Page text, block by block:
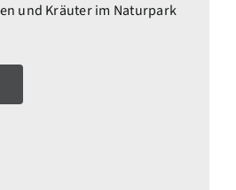
und Kräuter im Naturpark